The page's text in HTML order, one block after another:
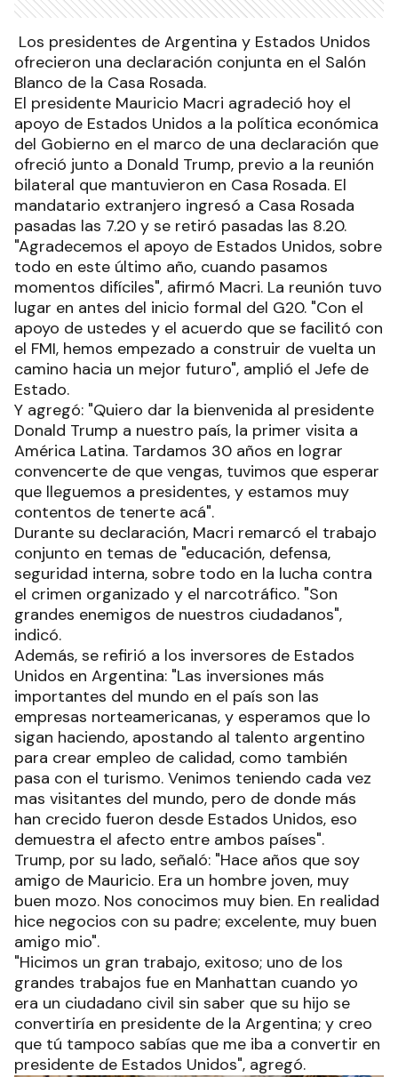
Los presidentes de Argentina y Estados Unidos
ofrecieron una declaración conjunta en el Salón
Blanco de la Casa Rosada.
El presidente Mauricio Macri agradeció hoy el
apoyo de Estados Unidos a la política económica
del Gobierno en el marco de una declaración que
ofreció junto a Donald Trump, previo a la reunión
bilateral que mantuvieron en Casa Rosada. El
mandatario extranjero ingresó a Casa Rosada
pasadas las 7.20 y se retiró pasadas las 8.20.
"Agradecemos el apoyo de Estados Unidos, sobre
todo en este último año, cuando pasamos
momentos difíciles", afirmó Macri. La reunión tuvo
lugar en antes del inicio formal del G20. "Con el
apoyo de ustedes y el acuerdo que se facilitó con
el FMI, hemos empezado a construir de vuelta un
camino hacia un mejor futuro", amplió el Jefe de
Estado.
Y agregó: "Quiero dar la bienvenida al presidente
Donald Trump a nuestro país, la primer visita a
América Latina. Tardamos 30 años en lograr
convencerte de que vengas, tuvimos que esperar
que lleguemos a presidentes, y estamos muy
contentos de tenerte acá".
Durante su declaración, Macri remarcó el trabajo
conjunto en temas de "educación, defensa,
seguridad interna, sobre todo en la lucha contra
el crimen organizado y el narcotráfico. "Son
grandes enemigos de nuestros ciudadanos",
indicó.
Además, se refirió a los inversores de Estados
Unidos en Argentina: "Las inversiones más
importantes del mundo en el país son las
empresas norteamericanas, y esperamos que lo
sigan haciendo, apostando al talento argentino
para crear empleo de calidad, como también
pasa con el turismo. Venimos teniendo cada vez
mas visitantes del mundo, pero de donde más
han crecido fueron desde Estados Unidos, eso
demuestra el afecto entre ambos países".
Trump, por su lado, señaló: "Hace años que soy
amigo de Mauricio. Era un hombre joven, muy
buen mozo. Nos conocimos muy bien. En realidad
hice negocios con su padre; excelente, muy buen
amigo mio".
"Hicimos un gran trabajo, exitoso; uno de los
grandes trabajos fue en Manhattan cuando yo
era un ciudadano civil sin saber que su hijo se
convertiría en presidente de la Argentina; y creo
que tú tampoco sabías que me iba a convertir en
presidente de Estados Unidos", agregó.